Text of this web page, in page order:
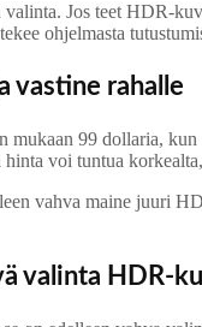
Jos teet HDR-
ohjelmasta
vastine rahalle
mukaan 99 dollaria,
voi tuntua
vahva maine juuri
valinta HDR-